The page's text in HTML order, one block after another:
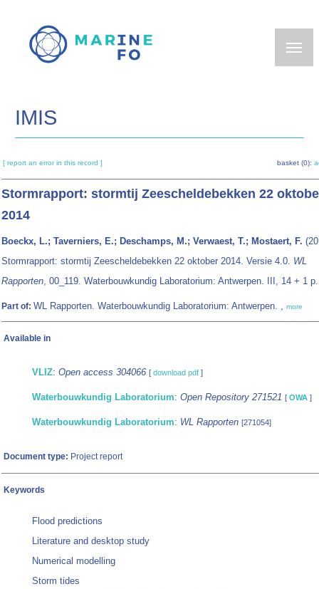
main
IMIS
[ report an error in this record ] basket (0):
Stormrapport: stormtij Zeescheldebekken 22
2014
Boeckx, L.; Taverniers, E.; Deschamps, M.; Verwaest, T.; Mostaert, F.
Stormrapport: stormtij Zeescheldebekken 22 oktober 2014. Versie 4.0. WL
Rapporten, 00_119. Waterbouwkundig Laboratorium: Antwerpen. III, 14 + 1
Part of: WL Rapporten. Waterbouwkundig Laboratorium: Antwerpen. , more
Available in
VLIZ: Open access 304066 [ download pdf ]
Waterbouwkundig Laboratorium: Open Repository 271521 [ OWA ]
Waterbouwkundig Laboratorium: WL Rapporten [271054]
Document type: Project report
Keywords
Flood predictions
Literature and desktop study
Numerical modelling
Storm tides